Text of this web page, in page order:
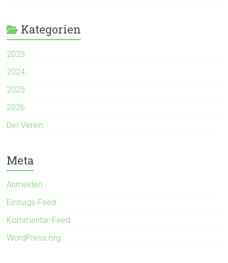
Kategorien
2023
2024
2025
2026
Der Verein
Meta
Anmelden
Eintrags-Feed
Kommentar-Feed
WordPress.org